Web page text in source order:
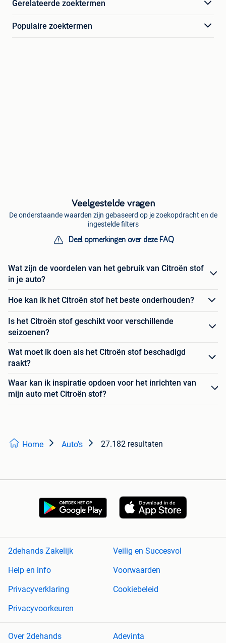
Gerelateerde zoektermen
Populaire zoektermen
Veelgestelde vragen
De onderstaande waarden zijn gebaseerd op je zoekopdracht en de
ingestelde filters
Deel opmerkingen over deze FAQ
Wat zijn de voordelen van het gebruik van Citroën stof
in je auto?
Hoe kan ik het Citroën stof het beste onderhouden?
Is het Citroën stof geschikt voor verschillende
seizoenen?
Wat moet ik doen als het Citroën stof beschadigd
raakt?
Waar kan ik inspiratie opdoen voor het inrichten van
mijn auto met Citroën stof?
Home Auto's 27.182 resultaten
2dehands Zakelijk
Veilig en Succesvol
Help en info
Voorwaarden
Privacyverklaring
Cookiebeleid
Privacyvoorkeuren
Over 2dehands Adevinta